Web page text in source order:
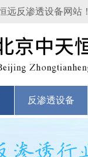
远反渗透设备网站！
反渗透设备